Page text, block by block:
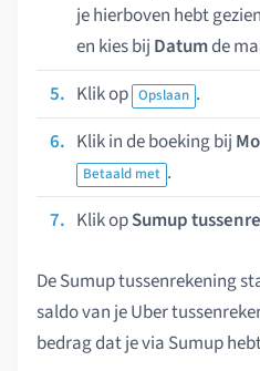
je hierboven hebt
en kies bij Datumde
Klik op Opslaan .
Klik in de boeking bij
Betaald met .
Klik opSumup
De Sumup tussenrekening
saldo van je Uber
bedrag dat je via Sumup